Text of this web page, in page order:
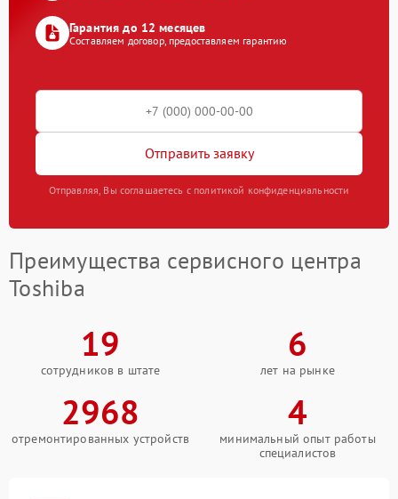
Гарантия до 12 месяцев
Составляем договор, предоставляем гарантию
Отправить заявку
Отправляя, Вы соглашаетесь с политикой конфиденциальности
Преимущества сервисного центра
Toshiba
19
сотрудников в штате
6
лет на рынке
2968
отремонтированных устройств
4
минимальный опыт работы
специалистов